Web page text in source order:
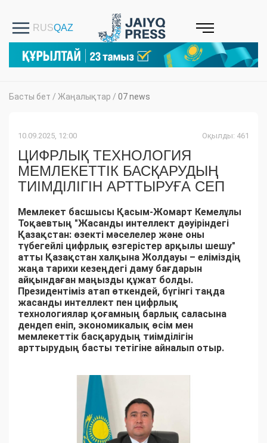
Басты бет / Жаңалықтар / 07 news
10.09.2025, 12:00 Оқылды: 461
ЦИФРЛЫҚ ТЕХНОЛОГИЯ
МЕМЛЕКЕТТІК БАСҚАРУДЫҢ
ТИІМДІЛІГІН АРТТЫРУҒА СЕП
Мемлекет басшысы Қасым-Жомарт Кемелұлы
Тоқаевтың "Жасанды интеллект дәуіріндегі
Қазақстан: өзекті мәселелер және оны
түбегейлі цифрлық өзгерістер арқылы шешу"
атты Қазақстан халқына Жолдауы – еліміздің
жаңа тарихи кезеңдегі даму бағдарын
айқындаған маңызды құжат болды.
Президентіміз атап өткендей, бүгінгі таңда
жасанды интеллект пен цифрлық
технологиялар қоғамның барлық саласына
дендеп еніп, экономикалық өсім мен
мемлекеттік басқарудың тиімділігін
арттырудың басты тетігіне айналып отыр.